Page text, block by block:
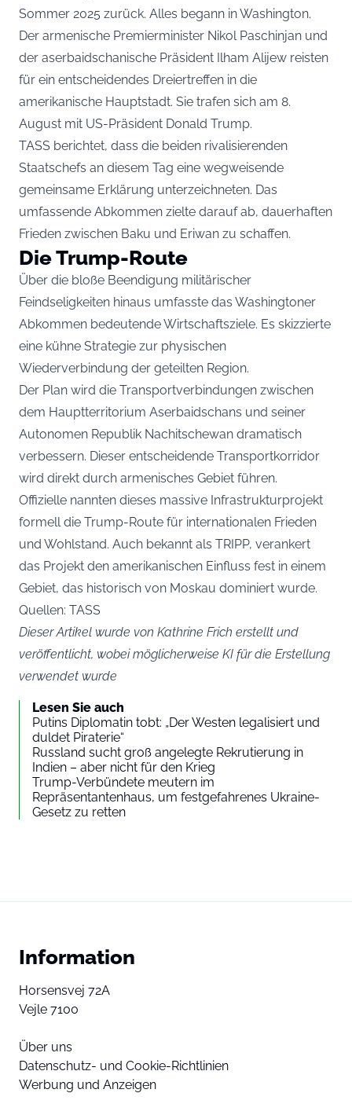
Sommer 2025 zurück. Alles begann in Washington.
Der armenische Premierminister Nikol Paschinjan und
der aserbaidschanische Präsident Ilham Alijew reisten
für ein entscheidendes Dreiertreffen in die
amerikanische Hauptstadt. Sie trafen sich am 8.
August mit US-Präsident Donald Trump.
TASS berichtet, dass die beiden rivalisierenden
Staatschefs an diesem Tag eine wegweisende
gemeinsame Erklärung unterzeichneten. Das
umfassende Abkommen zielte darauf ab, dauerhaften
Frieden zwischen Baku und Eriwan zu schaffen.
Die Trump-Route
Über die bloße Beendigung militärischer
Feindseligkeiten hinaus umfasste das Washingtoner
Abkommen bedeutende Wirtschaftsziele. Es skizzierte
eine kühne Strategie zur physischen
Wiederverbindung der geteilten Region.
Der Plan wird die Transportverbindungen zwischen
dem Hauptterritorium Aserbaidschans und seiner
Autonomen Republik Nachitschewan dramatisch
verbessern. Dieser entscheidende Transportkorridor
wird direkt durch armenisches Gebiet führen.
Offizielle nannten dieses massive Infrastrukturprojekt
formell die Trump-Route für internationalen Frieden
und Wohlstand. Auch bekannt als TRIPP, verankert
das Projekt den amerikanischen Einfluss fest in einem
Gebiet, das historisch von Moskau dominiert wurde.
Quellen: TASS
Dieser Artikel wurde von Kathrine Frich erstellt und
veröffentlicht, wobei möglicherweise KI für die Erstellung
verwendet wurde
Lesen Sie auch
Putins Diplomatin tobt: „Der Westen legalisiert und
duldet Piraterie“
Russland sucht groß angelegte Rekrutierung in
Indien – aber nicht für den Krieg
Trump-Verbündete meutern im
Repräsentantenhaus, um festgefahrenes Ukraine-
Gesetz zu retten
Information
Horsensvej 72A
Vejle 7100
Über uns
Datenschutz- und Cookie-Richtlinien
Werbung und Anzeigen